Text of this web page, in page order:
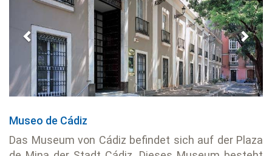
Museo de Cádiz
Das Museum von Cádiz befindet sich auf der Plaza